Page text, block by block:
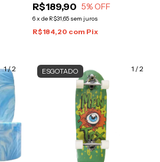
R$189,90 5% OFF
6x de R$31,65 sem juros
R$184,20 com Pix
1/2 1 /2
ESGOTADO